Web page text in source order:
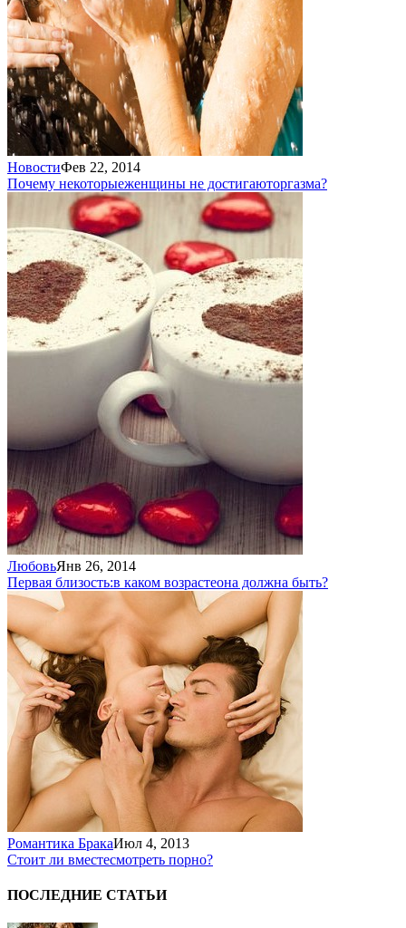
НовостиФев 22, 2014
Почему некоторыеженщины не достигаюторгазма?
ЛюбовьЯнв 26, 2014
Первая близость:в каком возрастеона должна быть?
Романтика БракаИюл 4, 2013
Стоит ли вместесмотреть порно?
ПОСЛЕДНИЕ СТАТЬИ